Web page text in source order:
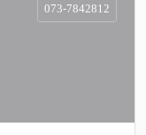
073-7842812